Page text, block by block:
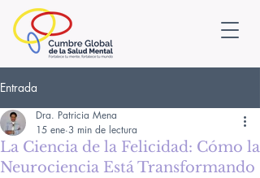
Entrada
La Ciencia de la Felicidad: Cómo la
Neurociencia Está Transformando
Dra. Patricia Mena
15 ene 3 min de lectura